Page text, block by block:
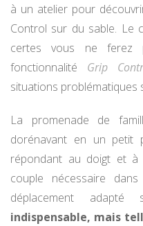
à un atelier pour
Control sur du sable. Le
certes vous ne ferez
fonctionnalité Grip
situations problématiques
La promenade de
dorénavant en un petit
répondant au doigt et à
couple nécessaire
déplacement
indispensable, mais